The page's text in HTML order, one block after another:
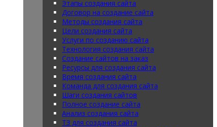
Этапы создания сайта
Договор на создание сайта
Методы создания сайта
Цели создания сайта
Услуги по созданию сайта
Технология создания сайта
Создание сайтов на заказ
Ресурсы для создания сайта
Время создания сайта
Команда для создания сайта
Шаги создания сайтов
Полное создание сайта
Анализ создания сайта
ТЗ для создания сайта